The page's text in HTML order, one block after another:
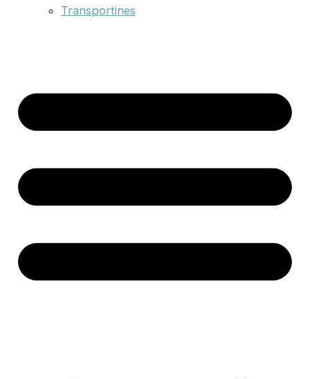
Transportines